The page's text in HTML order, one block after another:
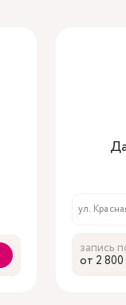
ул.
запись
oт 2 800